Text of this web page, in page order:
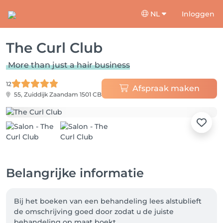
NL Inloggen
The Curl Club
More than just a hair business
12
55, Zuiddijk Zaandam 1501 CB
Afspraak maken
Belangrijke informatie
Bij het boeken van een behandeling lees alstublieft
de omschrijving goed door zodat u de juiste